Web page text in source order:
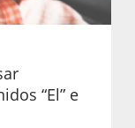
“El” e